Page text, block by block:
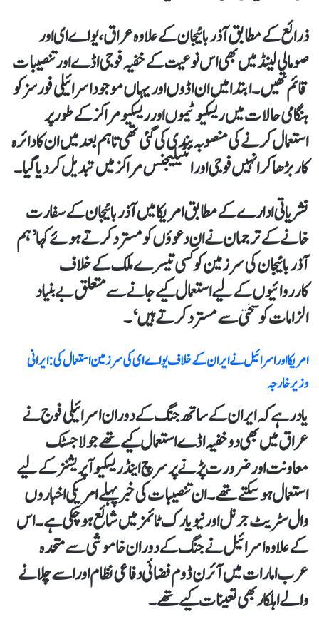
ذرائع کے مطابق آذربائیجان کے علاوہ عراق،یو اے ای اور
صومالی لینڈ میں بھی اس نوعیت کے خفیہ فوجی اڈے اور تنصیبات
قائم تھیں۔ابتدا میں ان اڈوں اور یہاں موجود اسرائیلی فورسز کو
ہنگامی حالات میں ریسکیو ٹیموں اور ریسکیو مراکز کے طور پر
استعمال کرنےکی منصوبہ بندی کی گئی تھی تاہم بعد میں ان کا دائرہ
کار بڑھاکر انہیں فوجی اور انٹیلیجنس مراکز میں تبدیل کردیا گیا۔
نشریاتی ادارے کے مطابق امریکا میں آذربائیجان کے سفارت
خانے کے ترجمان نے ان دعوؤں کو مسترد کرتےہوئے کہا ’ہم
آذربائیجان کی سر زمین کو کسی تیسرے ملک کےخلاف
کارروائیوں کےلیے استعمال کیے جانے سے متعلق بےبنیاد
الزامات کو سختی سے مسترد کرتےہیں‘۔
امریکا اور اسرائیل نے ایران کے خلاف یو اے ای کی سرزمین استعمال کی: ایرانی
وزیر خارجہ
یاد رہے کہ ایران کے ساتھ جنگ کے دوران اسرائیلی فوج نے
عراق میں بھی دو خفیہ اڈے استعمال کیےتھے جو لاجسٹک
معاونت اور ضرورت پڑنےپر سرچ اینڈ ریسکیو آپریشنز کےلیے
استعمال ہوسکتے تھے۔ان تنصیبات کی خبر پہلے امریکی اخباروں
وال سٹریٹ جرنل اور نیویارک ٹائمز میں شائع ہوچکی ہے۔اس
کے علاوہ اسرائیل نے جنگ کے دوران خاموشی سے متحدہ
عرب امارات میں آئرن ڈوم فضائی دفاعی نظام اور اسے چلانے
والے اہلکار بھی تعینات کیےتھے۔